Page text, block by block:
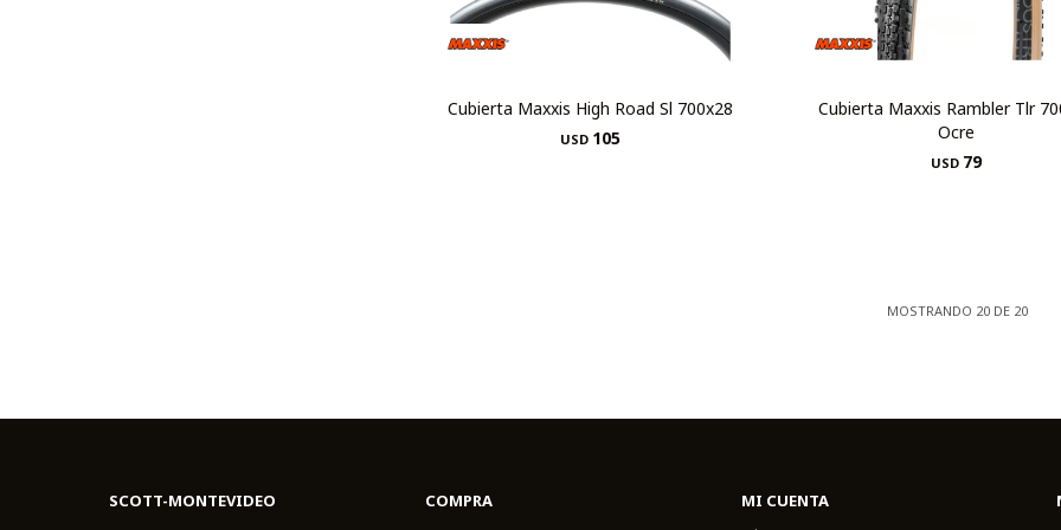
Cubierta Maxxis High Road Sl 700x28
USD 105
Cubierta Maxxis Rambler Tlr
Ocre
USD 79
MOSTRANDO 20DE 20
SCOTT-MONTEVIDEO COMPRA MI CUENTA